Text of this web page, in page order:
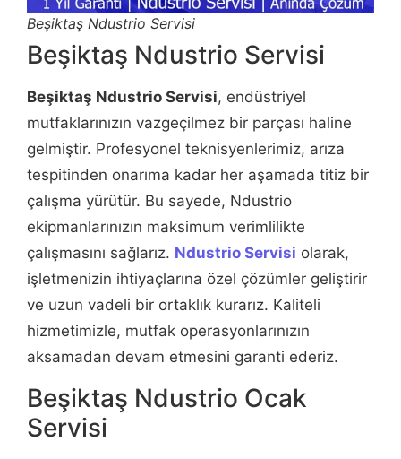
Beşiktaş Ndustrio Servisi
Beşiktaş Ndustrio Servisi
Beşiktaş Ndustrio Servisi, endüstriyel
mutfaklarınızın vazgeçilmez bir parçası haline
gelmiştir. Profesyonel teknisyenlerimiz, arıza
tespitinden onarıma kadar her aşamada titiz bir
çalışma yürütür. Bu sayede, Ndustrio
ekipmanlarınızın maksimum verimlilikte
çalışmasını sağlarız. Ndustrio Servisi olarak,
işletmenizin ihtiyaçlarına özel çözümler geliştirir
ve uzun vadeli bir ortaklık kurarız. Kaliteli
hizmetimizle, mutfak operasyonlarınızın
aksamadan devam etmesini garanti ederiz.
Beşiktaş Ndustrio Ocak
Servisi